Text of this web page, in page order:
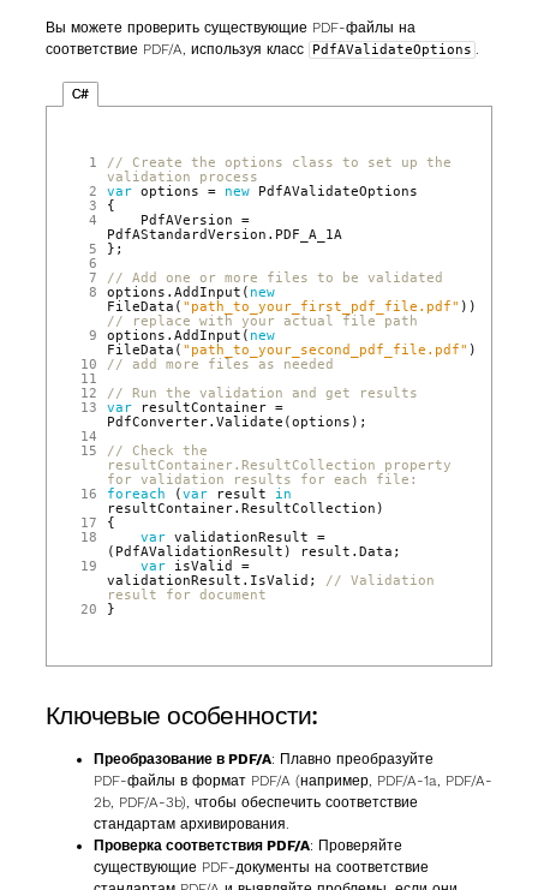
Вы можете проверить существующие PDF‑файлы на
соответствие PDF/A, используя класс
PdfAValidateOptions .
C#
1
// Create the options class to set up the
validation process
2
var options = new
PdfAValidateOptions
3
{
4
PdfAVersion
=
PdfAStandardVersion . PDF_A_1A
5
};
6
7
// Add one or more files to be validated
8
options .AddInput ( new
FileData ( "path_to_your_first_pdf_file.pdf" ));
// replace with your actual file path
9
options .AddInput ( new
FileData ( "path_to_your_second_pdf_file.pdf" ));
10
// add more files as needed
11
12
// Run the validation and get results
13
var resultContainer =
PdfConverter.Validate (options );
14
15
// Check the
resultContainer.ResultCollection property
for validation results for each file:
16
foreach (var result
in
resultContainer.ResultCollection )
17
{
18
var validationResult
=
( PdfAValidationResult ) result .Data ;
19
var isValid
=
validationResult . IsValid ;
// Validation
result for document
20
}
Ключевые особенности:
Преобразование в PDF/A: Плавно преобразуйте
PDF‑файлы в формат PDF/A (например, PDF/A-1a, PDF/A-
2b, PDF/A-3b), чтобы обеспечить соответствие
стандартам архивирования.
Проверка соответствия PDF/A: Проверяйте
существующие PDF‑документы на соответствие